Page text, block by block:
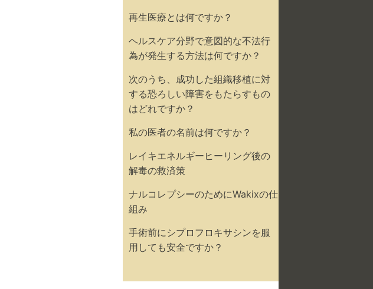
再生医療とは何ですか？
ヘルスケア分野で意図的な不法行
為が発生する方法は何ですか？
次のうち、成功した組織移植に対
する恐ろしい障害をもたらすもの
はどれですか？
私の医者の名前は何ですか？
レイキエネルギーヒーリング後の
解毒の救済策
ナルコレプシーのためにWakixの仕
組み
手術前にシプロフロキサシンを服
用しても安全ですか？